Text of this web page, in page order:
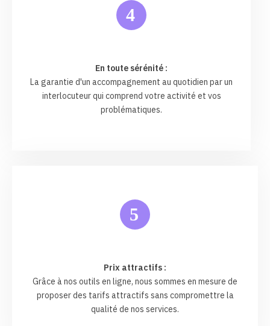
4
En toute sérénité :
La garantie d'un accompagnement au quotidien par un
interlocuteur qui comprend votre activité et vos
problématiques.
5
Prix attractifs :
Grâce à nos outils en ligne, nous sommes en mesure de
proposer des tarifs attractifs sans compromettre la
qualité de nos services.